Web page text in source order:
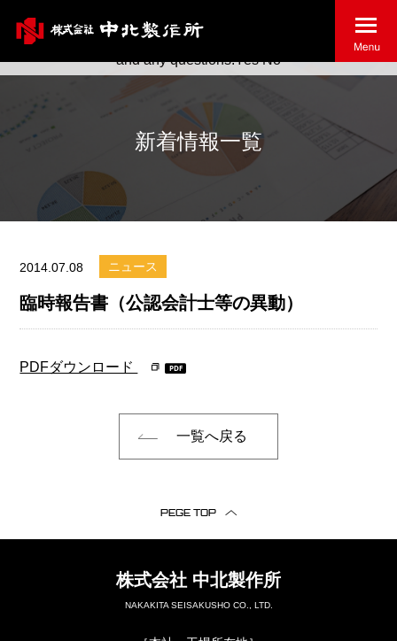
新着情報一覧
2014.07.08 ニュース
臨時報告書（公認会計士等の異動）
PDFダウンロード
一覧へ戻る
PEGE TOP
株式会社 中北製作所
NAKAKITA SEISAKUSHO CO., LTD.
May we use cookies to track your activities? We take your
privacy very seriously. Please see our privacy policy for details
and any questions.Yes No